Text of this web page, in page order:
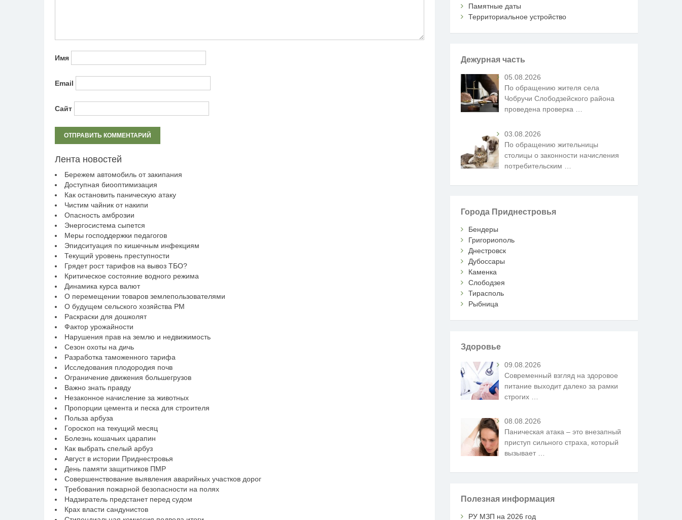
Имя
Email
Сайт
Лента новостей
Бережем автомобиль от закипания
Доступная биооптимизация
Как остановить паническую атаку
Чистим чайник от накипи
Опасность амброзии
Энергосистема сыпется
Меры господдержки педагогов
Эпидситуация по кишечным инфекциям
Текущий уровень преступности
Грядет рост тарифов на вывоз ТБО?
Критическое состояние водного режима
Динамика курса валют
О перемещении товаров землепользователями
О будущем сельского хозяйства РМ
Раскраски для дошколят
Фактор урожайности
Нарушения прав на землю и недвижимость
Сезон охоты на дичь
Разработка таможенного тарифа
Исследования плодородия почв
Ограничение движения большегрузов
Важно знать правду
Незаконное начисление за животных
Пропорции цемента и песка для строителя
Польза арбуза
Гороскоп на текущий месяц
Болезнь кошачьих царапин
Как выбрать спелый арбуз
Август в истории Приднестровья
День памяти защитников ПМР
Совершенствование выявления аварийных участков дорог
Требования пожарной безопасности на полях
Надзиратель предстанет перед судом
Крах власти сандунистов
Памятные даты
Территориальное устройство
Дежурная часть
05.08.2026
По обращению жителя села
Чобручи Слободзейского района
проведена проверка …
03.08.2026
По обращению жительницы
столицы о законности начисления
потребительским
Города Приднестровья
Бендеры
Григориополь
Днестровск
Дубоссары
Каменка
Слободзея
Тирасполь
Рыбница
Здоровье
09.08.2026
Современный взгляд на здоровое
питание выходит далеко за рамки
строгих
08.08.2026
Паническая атака – это внезапный
приступ сильного страха, который
вызывает
Полезная информация
РУ МЗП на 2026 год